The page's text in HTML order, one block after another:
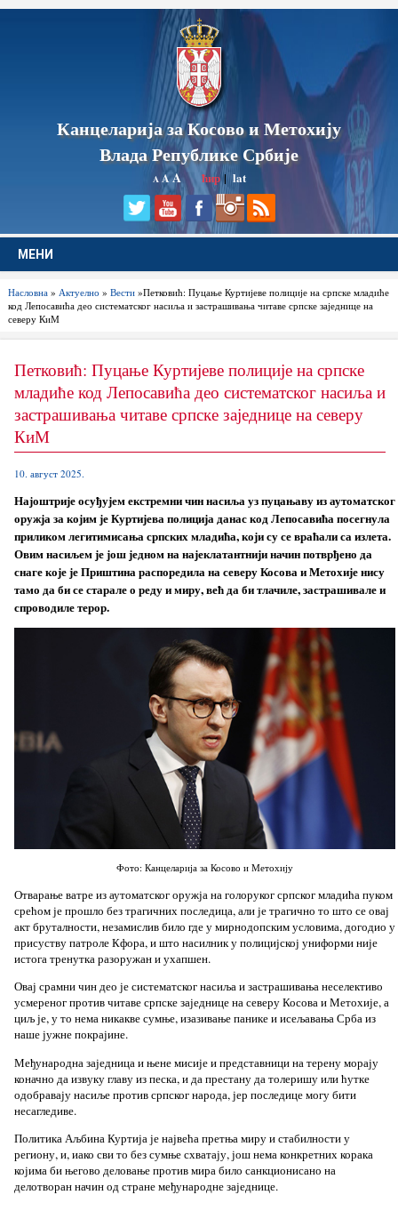
Канцеларија за Косово и Метохију
Влада Републике Србије
A AA ћир|lat
МЕНИ
Насловна» Актуелно » Вести»Петковић: Пуцање Куртијеве полиције на српске младиће
код Лепосавића део систематског насиља и застрашивања читаве српске заједнице на
северу КиМ
Петковић: Пуцање Куртијеве полиције на српске
младиће код Лепосавића део систематског насиља и
застрашивања читаве српске заједнице на северу
КиМ
10. август 2025.
Најоштрије осуђујем екстремни чин насиља уз пуцањаву из аутоматског
оружја за којим је Куртијева полиција данас код Лепосавића посегнула
приликом легитимисања српских младића, који су се враћали са излета.
Овим насиљем је још једном на најеклатантнији начин потврђено да
снаге које је Приштина распоредила на северу Косова и Метохије нису
тамо да би се старале о реду и миру, већ да би тлачиле, застрашивале и
спроводиле терор.
Фото: Канцеларија за Косово и Метохију
Отварање ватре из аутоматског оружја на голоруког српског младића пуком
срећом је прошло без трагичних последица, али је трагично то што се овај
акт бруталности, незамислив било где у мирнодопским условима, догодио у
присуству патроле Кфора, и што насилник у полицијској униформи није
истога тренутка разоружан и ухапшен.
Овај срамни чин део је систематског насиља и застрашивања неселективо
усмереног против читаве српске заједнице на северу Косова и Метохије, а
циљ је, у то нема никакве сумње, изазивање панике и исељавања Срба из
наше јужне покрајине.
Међународна заједница и њене мисије и представници на терену морају
коначно да извуку главу из песка, и да престану да толеришу или ћутке
одобравају насиље против српског народа, јер последице могу бити
несагледиве.
Политика Аљбина Куртија је највећа претња миру и стабилности у
региону, и, иако сви то без сумње схватају, још нема конкретних корака
којима би његово деловање против мира било санкционисано на
делотворан начин од стране међународне заједнице.